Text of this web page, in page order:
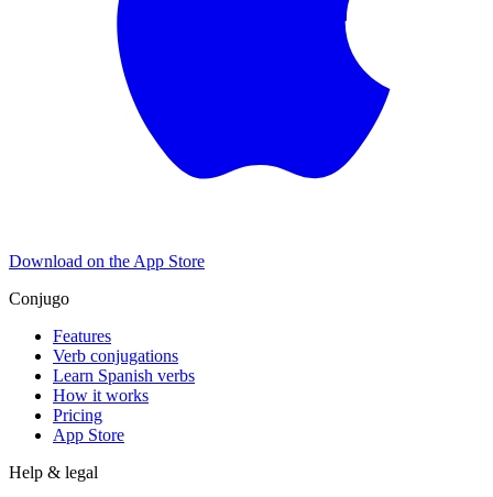
Download on the App Store
Conjugo
Features
Verb conjugations
Learn Spanish verbs
How it works
Pricing
App Store
Help & legal